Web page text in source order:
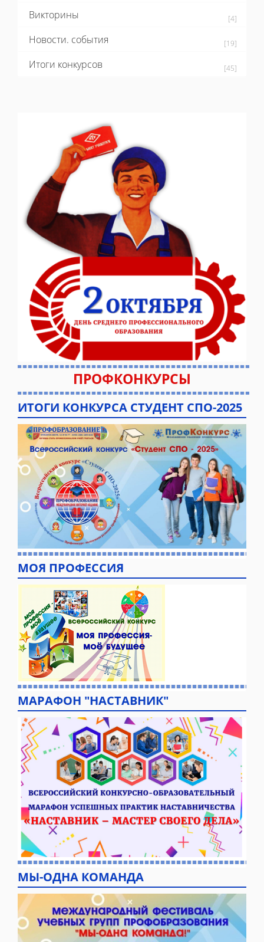
Викторины [4]
Новости. события [19]
Итоги конкурсов [45]
ПРОФКОНКУРСЫ
ИТОГИ КОНКУРСА СТУДЕНТ СПО-2025
МОЯ ПРОФЕССИЯ
МАРАФОН "НАСТАВНИК"
МЫ-ОДНА КОМАНДА